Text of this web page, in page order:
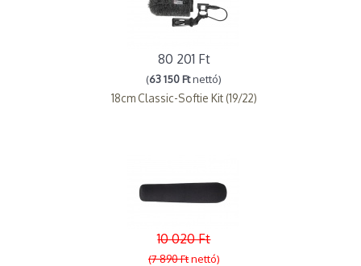
80 201 Ft
(63 150 Ftnettó)
18cm Classic-Softie Kit (19/22)
10 020 Ft
(7 890 Ftnettó)